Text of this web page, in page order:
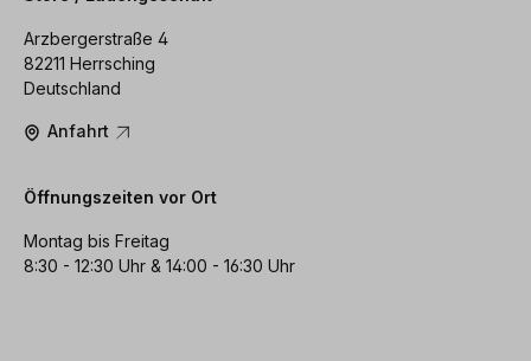
Arzbergerstraße 4
82211 Herrsching
Deutschland
Anfahrt
Öffnungszeiten vor Ort
Montag bis Freitag
8:30 - 12:30 Uhr & 14:00 - 16:30 Uhr